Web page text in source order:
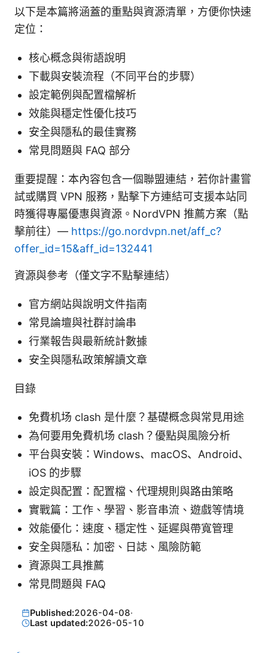
以下是本篇將涵蓋的重點與資源清單，方便你快速
定位：
核心概念與術語說明
下載與安裝流程（不同平台的步驟）
設定範例與配置檔解析
效能與穩定性優化技巧
安全與隱私的最佳實務
常見問題與 FAQ 部分
重要提醒：本內容包含一個聯盟連結，若你計畫嘗
試或購買 VPN 服務，點擊下方連結可支援本站同
時獲得專屬優惠與資源。NordVPN 推薦方案（點
擊前往）— https://go.nordvpn.net/aff_c?
offer_id=15&aff_id=132441
資源與參考（僅文字不點擊連結）
官方網站與說明文件指南
常見論壇與社群討論串
行業報告與最新統計數據
安全與隱私政策解讀文章
目錄
免費机场 clash 是什麼？基礎概念與常見用途
為何要用免費机场 clash？優點與風險分析
平台與安裝：Windows、macOS、Android、
iOS 的步驟
設定與配置：配置檔、代理規則與路由策略
實戰篇：工作、學習、影音串流、遊戲等情境
效能優化：速度、穩定性、延遲與帶寬管理
安全與隱私：加密、日誌、風險防範
資源與工具推薦
常見問題與 FAQ
Published:2026-04-08·
Last updated:2026-05-10